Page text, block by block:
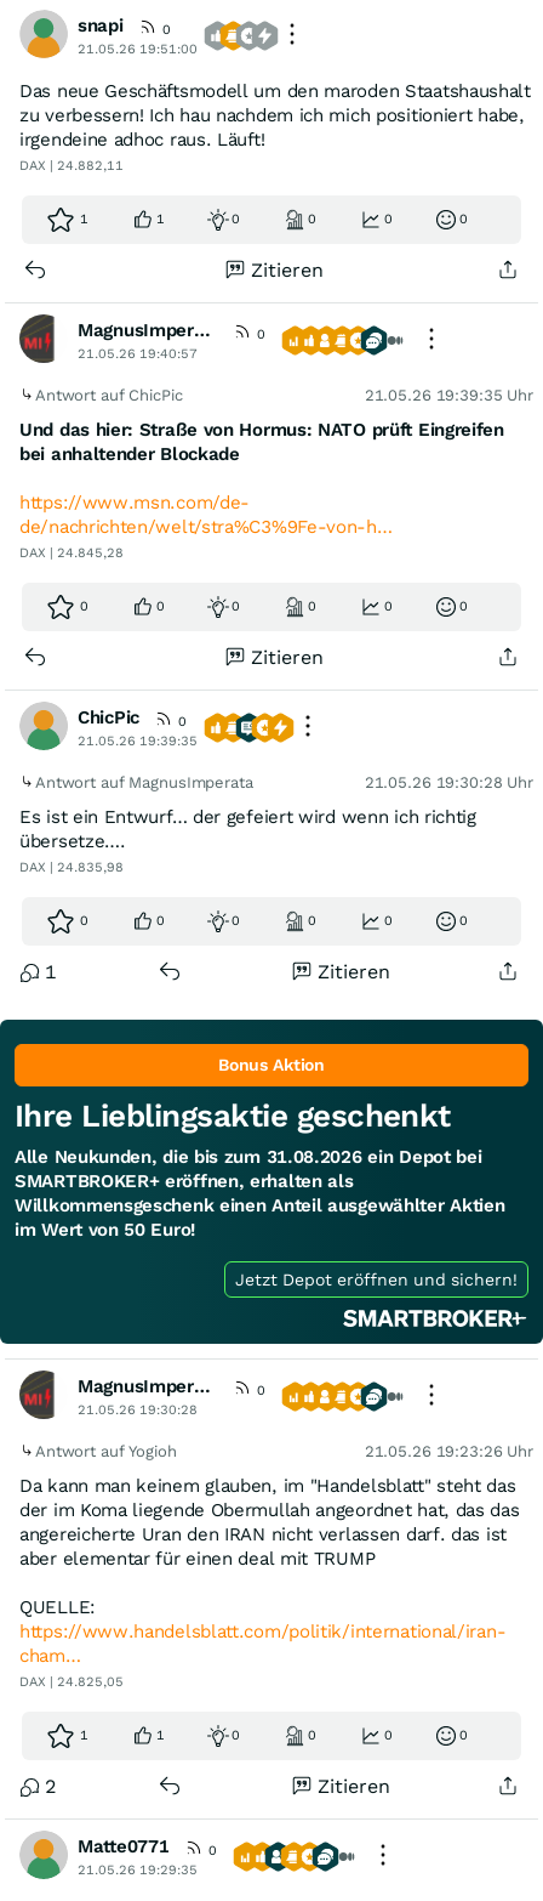
snapi
0
21.05.26 19:51:00
Das neue Geschäftsmodell um den maroden Staatshaushalt
zu verbessern! Ich hau nachdem ich mich positioniert habe,
irgendeine adhoc raus. Läuft!
DAX | 24.882,11
1 1 0 0 0 0
Zitieren
MagnusImperata
0
21.05.26 19:40:57
Antwort auf ChicPic 21.05.26 19:39:35 Uhr
Und das hier: Straße von Hormus: NATO prüft Eingreifen
bei anhaltender Blockade
https://www.msn.com/de-
de/nachrichten/welt/stra%C3%9Fe-von-h…
DAX | 24.845,28
0 0 0 0 0 0
Zitieren
ChicPic
0
21.05.26 19:39:35
Antwort auf MagnusImperata 21.05.26 19:30:28 Uhr
Es ist ein Entwurf… der gefeiert wird wenn ich richtig
übersetze….
DAX | 24.835,98
0 0 0 0 0 0
1 Zitieren
Bonus Aktion
Ihre Lieblingsaktie geschenkt
Alle Neukunden, die bis zum 31.08.2026 ein Depot bei
SMARTBROKER+ eröffnen, erhalten als
Willkommensgeschenk einen Anteil ausgewählter Aktien
im Wert von 50 Euro!
Jetzt Depot eröffnen und sichern!
MagnusImperata
0
21.05.26 19:30:28
Antwort auf Yogioh 21.05.26 19:23:26 Uhr
Da kann man keinem glauben, im "Handelsblatt" steht das
der im Koma liegende Obermullah angeordnet hat, das das
angereicherte Uran den IRAN nicht verlassen darf. das ist
aber elementar für einen deal mit TRUMP
QUELLE:
https://www.handelsblatt.com/politik/international/iran-
cham…
DAX | 24.825,05
1 1 0 0 0 0
2 Zitieren
Matte0771
0
21.05.26 19:29:35